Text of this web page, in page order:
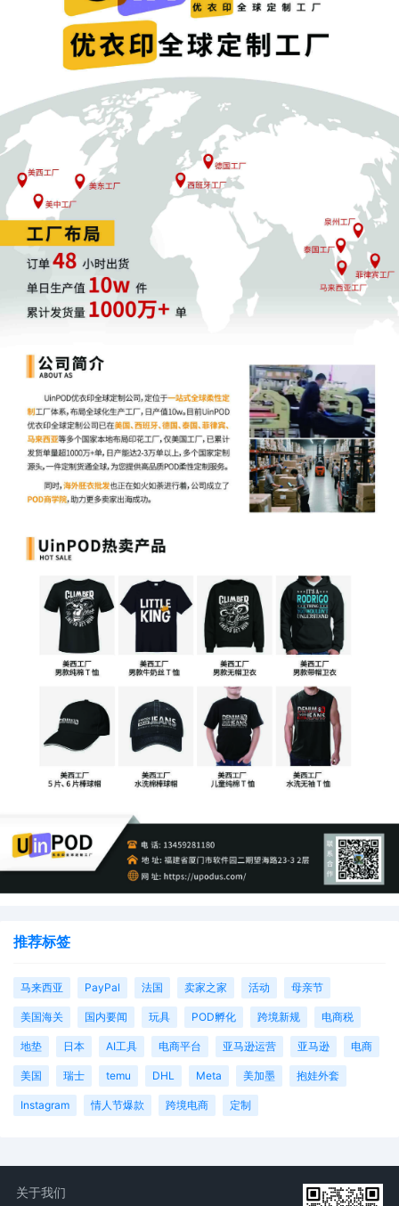
推荐标签
马来西亚 PayPal 法国 卖家之家 活动 母亲节
美国海关 国内要闻 玩具 POD孵化 跨境新规 电商税
地垫 日本 AI工具 电商平台 亚马逊运营 亚马逊 电商
美国 瑞士 temu DHL Meta 美加墨 抱娃外套
Instagram 情人节爆款 跨境电商 定制
关于我们